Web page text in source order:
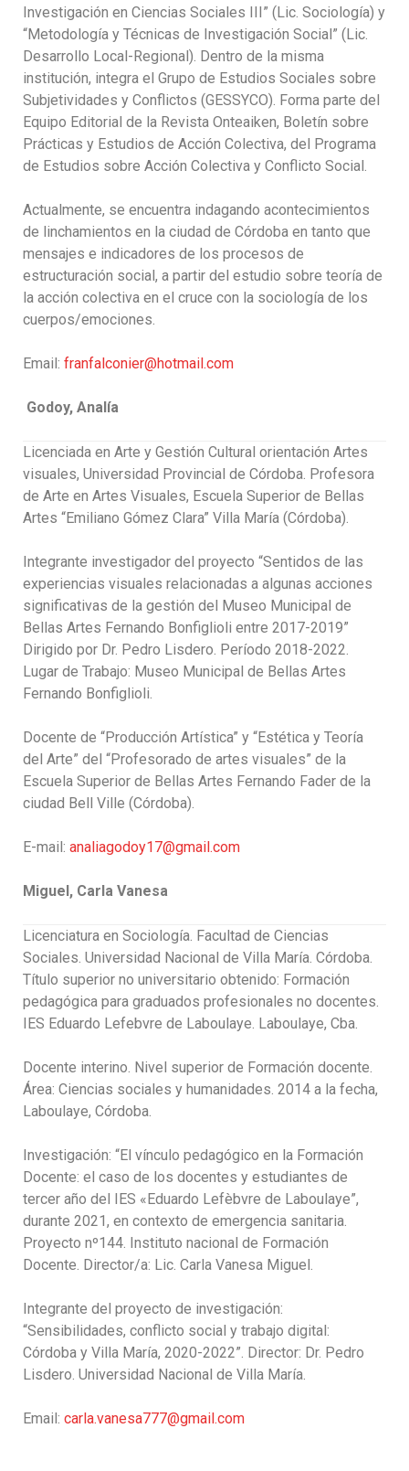
Investigación en Ciencias Sociales III” (Lic. Sociología) y
“Metodología y Técnicas de Investigación Social” (Lic.
Desarrollo Local-Regional). Dentro de la misma
institución, integra el Grupo de Estudios Sociales sobre
Subjetividades y Conflictos (GESSYCO). Forma parte del
Equipo Editorial de la Revista Onteaiken, Boletín sobre
Prácticas y Estudios de Acción Colectiva, del Programa
de Estudios sobre Acción Colectiva y Conflicto Social.
Actualmente, se encuentra indagando acontecimientos
de linchamientos en la ciudad de Córdoba en tanto que
mensajes e indicadores de los procesos de
estructuración social, a partir del estudio sobre teoría de
la acción colectiva en el cruce con la sociología de los
cuerpos/emociones.
Email: franfalconier@hotmail.com
Godoy, Analía
Licenciada en Arte y Gestión Cultural orientación Artes
visuales, Universidad Provincial de Córdoba. Profesora
de Arte en Artes Visuales, Escuela Superior de Bellas
Artes “Emiliano Gómez Clara” Villa María (Córdoba).
Integrante investigador del proyecto “Sentidos de las
experiencias visuales relacionadas a algunas acciones
significativas de la gestión del Museo Municipal de
Bellas Artes Fernando Bonfiglioli entre 2017-2019”
Dirigido por Dr. Pedro Lisdero. Período 2018-2022.
Lugar de Trabajo: Museo Municipal de Bellas Artes
Fernando Bonfiglioli.
Docente de “Producción Artística” y “Estética y Teoría
del Arte” del “Profesorado de artes visuales” de la
Escuela Superior de Bellas Artes Fernando Fader de la
ciudad Bell Ville (Córdoba).
E-mail: analiagodoy17@gmail.com
Miguel, Carla Vanesa
Licenciatura en Sociología. Facultad de Ciencias
Sociales. Universidad Nacional de Villa María. Córdoba.
Título superior no universitario obtenido: Formación
pedagógica para graduados profesionales no docentes.
IES Eduardo Lefebvre de Laboulaye. Laboulaye, Cba.
Docente interino. Nivel superior de Formación docente.
Área: Ciencias sociales y humanidades. 2014 a la fecha,
Laboulaye, Córdoba.
Investigación: “El vínculo pedagógico en la Formación
Docente: el caso de los docentes y estudiantes de
tercer año del IES «Eduardo Lefèbvre de Laboulaye”,
durante 2021, en contexto de emergencia sanitaria.
Proyecto nº144. Instituto nacional de Formación
Docente. Director/a: Lic. Carla Vanesa Miguel.
Integrante del proyecto de investigación:
“Sensibilidades, conflicto social y trabajo digital:
Córdoba y Villa María, 2020-2022”. Director: Dr. Pedro
Lisdero. Universidad Nacional de Villa María.
Email: carla.vanesa777@gmail.com